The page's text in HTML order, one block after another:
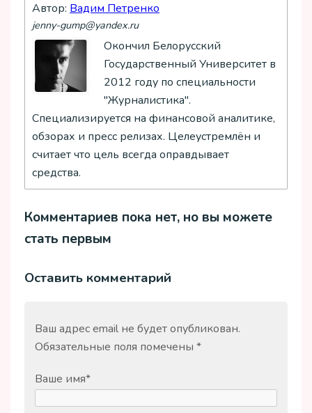
Автор: Вадим Петренко
jenny-gump@yandex.ru
Окончил Белорусский
Государственный Университет в
2012 году по специальности
"Журналистика".
Специализируется на финансовой аналитике,
обзорах и пресс релизах. Целеустремлён и
считает что цель всегда оправдывает
средства.
Комментариев пока нет, но вы можете
стать первым
Оставить комментарий
Ваш адрес email не будет опубликован.
Обязательные поля помечены *
Ваше имя*